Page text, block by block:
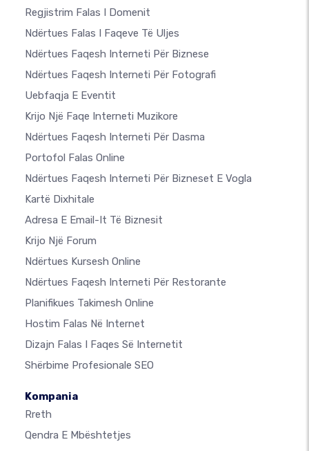
Regjistrim Falas I Domenit
Ndërtues Falas I Faqeve Të Uljes
Ndërtues Faqesh Interneti Për Biznese
Ndërtues Faqesh Interneti Për Fotografi
Uebfaqja E Eventit
Krijo Një Faqe Interneti Muzikore
Ndërtues Faqesh Interneti Për Dasma
Portofol Falas Online
Ndërtues Faqesh Interneti Për Bizneset E Vogla
Kartë Dixhitale
Adresa E Email-It Të Biznesit
Krijo Një Forum
Ndërtues Kursesh Online
Ndërtues Faqesh Interneti Për Restorante
Planifikues Takimesh Online
Hostim Falas Në Internet
Dizajn Falas I Faqes Së Internetit
Shërbime Profesionale SEO
Kompania
Rreth
Qendra E Mbështetjes